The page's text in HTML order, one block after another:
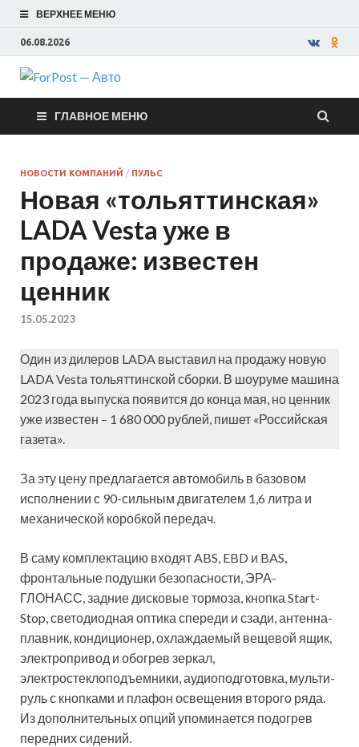
ВЕРХНЕЕ МЕНЮ
06.08.2026
ForPost —
Авто
ГЛАВНОЕ МЕНЮ
НОВОСТИ КОМПАНИЙ / ПУЛЬС
Новая «тольяттинская»
LADA Vesta уже в
продаже: известен
ценник
15.05.2023
Один из дилеров LADA выставил на продажу новую
LADA Vesta тольяттинской сборки. В шоуруме машина
2023 года выпуска появится до конца мая, но ценник
уже известен – 1 680 000 рублей, пишет «Российская
газета».
За эту цену предлагается автомобиль в базовом
исполнении с 90-сильным двигателем 1,6 литра и
механической коробкой передач.
В саму комплектацию входят ABS, EBD и BAS,
фронтальные подушки безопасности, ЭРА-
ГЛОНАСС, задние дисковые тормоза, кнопка Start-
Stop, светодиодная оптика спереди и сзади, антенна-
плавник, кондиционер, охлаждаемый вещевой ящик,
электропривод и обогрев зеркал,
электростеклоподъемники, аудиоподготовка, мульти-
руль с кнопками и плафон освещения второго ряда.
Из дополнительных опций упоминается подогрев
передних сидений.